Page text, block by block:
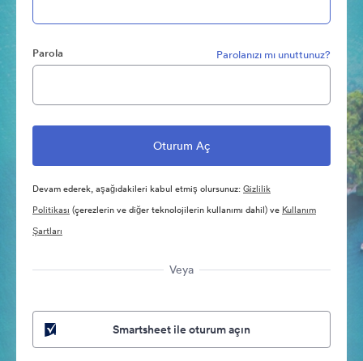
Parola Parolanızı mı unuttunuz?
Devam ederek, aşağıdakileri kabul etmiş olursunuz:Gizlilik
Politikası (çerezlerin ve diğer teknolojilerin kullanımı dahil) ve Kullanım
Şartları
Veya
Smartsheet ile oturum açın